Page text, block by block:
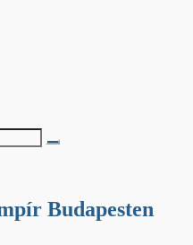
Budapesten